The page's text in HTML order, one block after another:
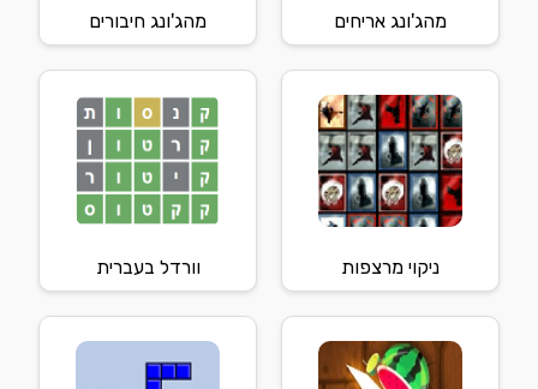
מהג'ונג אריחים מהג'ונג חיבורים
ניקוי מרצפות וורדל בעברית